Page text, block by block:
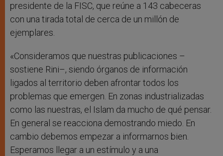
presidente de la FISC, que reúne a 143 cabeceras
con una tirada total de cerca de un millón de
ejemplares.
«Consideramos que nuestras publicaciones –
sostiene Rini–, siendo órganos de información
ligados al territorio deben afrontar todos los
problemas que emergen. En zonas industrializadas
como las nuestras, el Islam da mucho de qué pensar.
En general se reacciona demostrando miedo. En
cambio debemos empezar a informarnos bien.
Esperamos llegar a un estímulo y a una